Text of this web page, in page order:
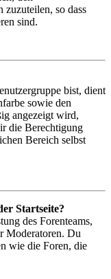
zuzuteilen, so dass
sind.
bist, dient
sowie den
angezeigt wird,
die Berechtigung
Bereich selbst
Startseite?
des Forenteams,
Moderatoren. Du
wie die Foren, die